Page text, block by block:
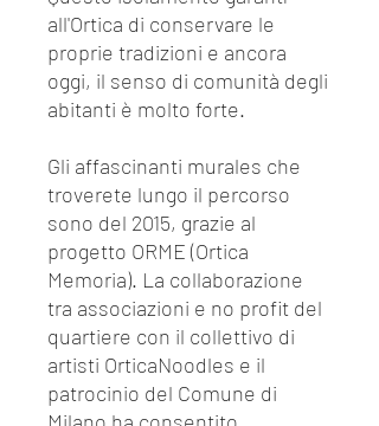
all'Ortica di conservare le
proprie tradizioni e ancora
oggi, il senso di comunità degli
abitanti è molto forte.
Gli affascinanti murales che
troverete lungo il percorso
sono del 2015, grazie al
progetto ORME (Ortica
Memoria). La collaborazione
tra associazioni e no profit del
quartiere con il collettivo di
artisti OrticaNoodles e il
patrocinio del Comune di